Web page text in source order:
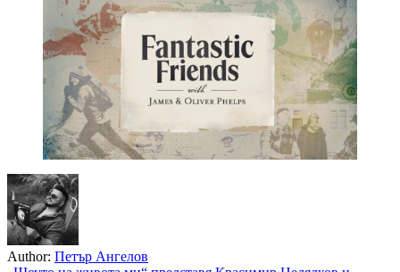
Author: Петър Ангелов